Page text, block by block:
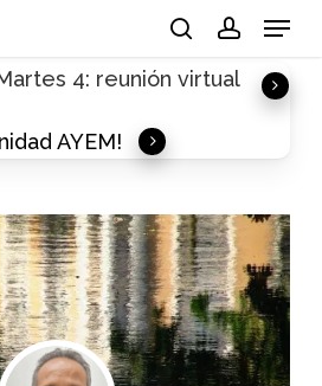
Menu
4: reunión virtual
AYEM!